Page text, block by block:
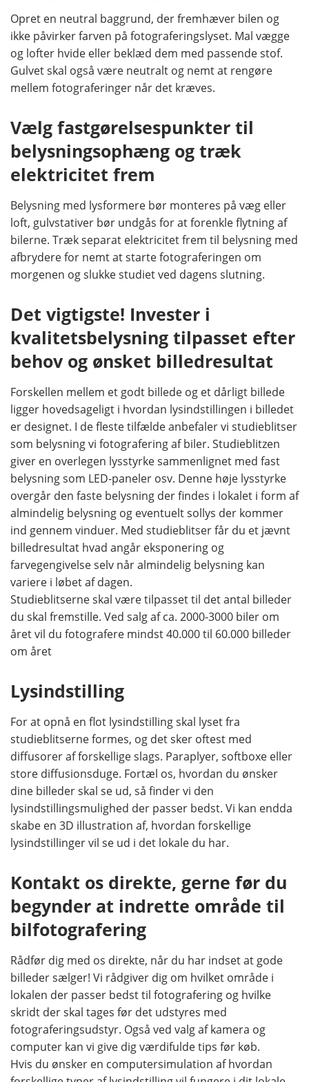
Opret en neutral baggrund, der fremhæver bilen og
ikke påvirker farven på fotograferingslyset. Mal vægge
og lofter hvide eller beklæd dem med passende stof.
Gulvet skal også være neutralt og nemt at rengøre
mellem fotograferinger når det kræves.
Vælg fastgørelsespunkter til
belysningsophæng og træk
elektricitet frem
Belysning med lysformere bør monteres på væg eller
loft, gulvstativer bør undgås for at forenkle flytning af
bilerne. Træk separat elektricitet frem til belysning med
afbrydere for nemt at starte fotograferingen om
morgenen og slukke studiet ved dagens slutning.
Det vigtigste! Invester i
kvalitetsbelysning tilpasset efter
behov og ønsket billedresultat
Forskellen mellem et godt billede og et dårligt billede
ligger hovedsageligt i hvordan lysindstillingen i billedet
er designet. I de fleste tilfælde anbefaler vi studieblitser
som belysning vi fotografering af biler. Studieblitzen
giver en overlegen lysstyrke sammenlignet med fast
belysning som LED-paneler osv. Denne høje lysstyrke
overgår den faste belysning der findes i lokalet i form af
almindelig belysning og eventuelt sollys der kommer
ind gennem vinduer. Med studieblitser får du et jævnt
billedresultat hvad angår eksponering og
farvegengivelse selv når almindelig belysning kan
variere i løbet af dagen.
Studieblitserne skal være tilpasset til det antal billeder
du skal fremstille. Ved salg af ca. 2000-3000 biler om
året vil du fotografere mindst 40.000 til 60.000 billeder
om året
Lysindstilling
For at opnå en flot lysindstilling skal lyset fra
studieblitserne formes, og det sker oftest med
diffusorer af forskellige slags. Paraplyer, softboxe eller
store diffusionsduge. Fortæl os, hvordan du ønsker
dine billeder skal se ud, så finder vi den
lysindstillingsmulighed der passer bedst. Vi kan endda
skabe en 3D illustration af, hvordan forskellige
lysindstillinger vil se ud i det lokale du har.
Kontakt os direkte, gerne før du
begynder at indrette område til
bilfotografering
Rådfør dig med os direkte, når du har indset at gode
billeder sælger! Vi rådgiver dig om hvilket område i
lokalen der passer bedst til fotografering og hvilke
skridt der skal tages før det udstyres med
fotograferingsudstyr. Også ved valg af kamera og
computer kan vi give dig værdifulde tips før køb.
Hvis du ønsker en computersimulation af hvordan